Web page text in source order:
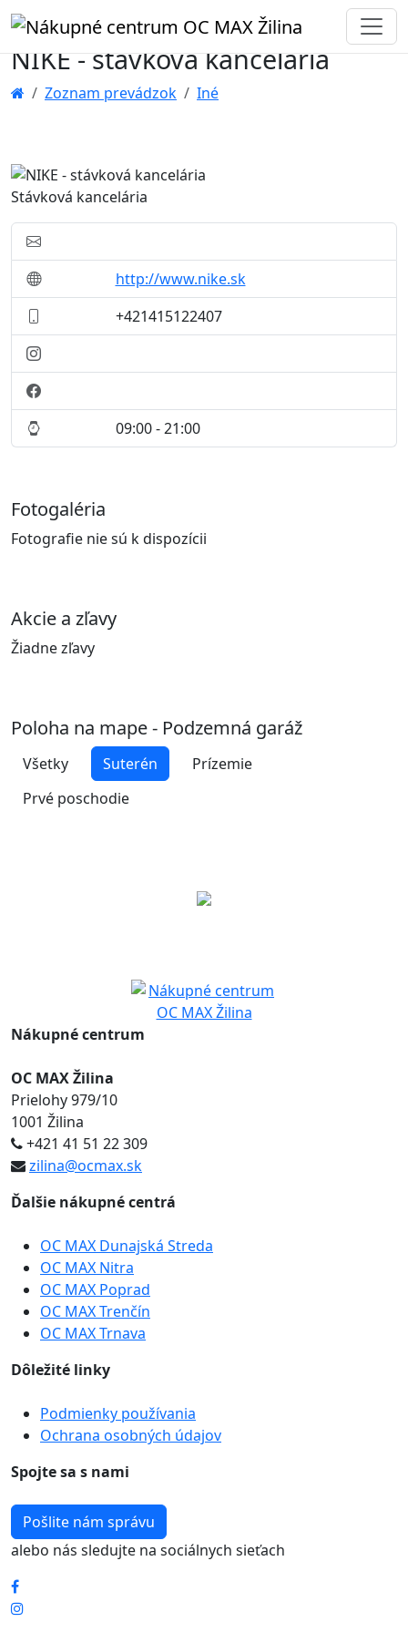
NIKE - stávková kancelária
Zoznam prevádzok Iné
Stávková kancelária
http://www.nike.sk
+421415122407
09:00 - 21:00
Fotogaléria
Fotografie nie sú k dispozícii
Akcie a zľavy
Žiadne zľavy
Poloha na mape - Podzemná garáž
Všetky Suterén
Prízemie
Prvé poschodie
Nákupné centrum
OC MAX Žilina
Prielohy 979/10
1001 Žilina
+421 41 51 22 309
zilina@ocmax.sk
Ďalšie nákupné centrá
OC MAX Dunajská Streda
OC MAX Nitra
OC MAX Poprad
OC MAX Trenčín
OC MAX Trnava
Dôležité linky
Podmienky používania
Ochrana osobných údajov
Spojte sa s nami
Pošlite nám správu
alebo nás sledujte na sociálnych sieťach